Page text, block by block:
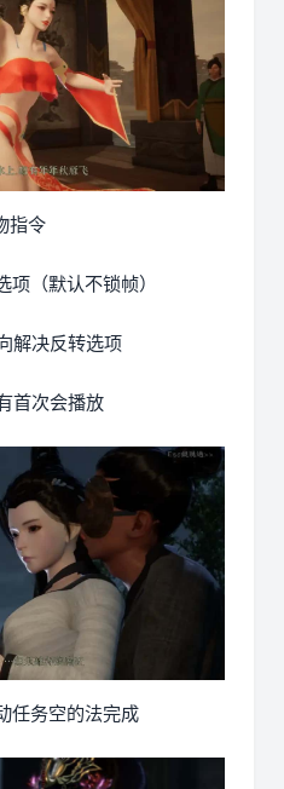
指令
（默认不锁帧）
解决反转选项
首次会播放
任务空的法完成